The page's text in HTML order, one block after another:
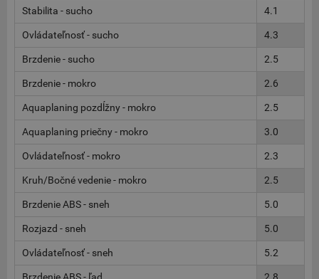
Stabilita - sucho 4.1
Ovládateľnosť - sucho 4.3
Brzdenie - sucho 2.5
Brzdenie - mokro 2.6
Aquaplaning pozdĺžny - mokro 2.5
Aquaplaning priečny - mokro 3.0
Ovládateľnosť - mokro 2.3
Kruh/Bočné vedenie - mokro 2.5
Brzdenie ABS - sneh 5.0
Rozjazd - sneh 5.0
Ovládateľnosť - sneh 5.2